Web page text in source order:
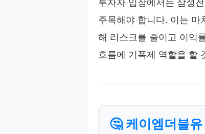
투자자 입장에서는 삼성
주목해야 합니다. 이는 마
해 리스크를 줄이고 이익
흐름에 기폭제 역할을 할
🤔 케이엠더블